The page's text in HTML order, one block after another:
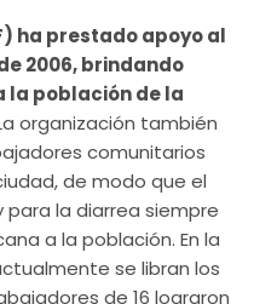
ha prestado apoyo al
2006, brindando
población de la
organización también
comunitarios
de modo que el
la diarrea siempre
a la población. En la
se libran los
de 16 lograron